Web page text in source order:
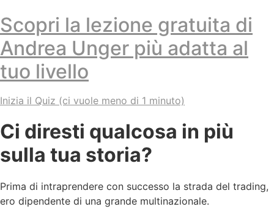
Scopri la lezione gratuita di
Andrea Unger più adatta al
tuo livello
Inizia il Quiz (ci vuole meno di 1 minuto)
Ci diresti qualcosa in più
sulla tua storia?
Prima di intraprendere con successo la strada del trading,
ero dipendente di una grande multinazionale.